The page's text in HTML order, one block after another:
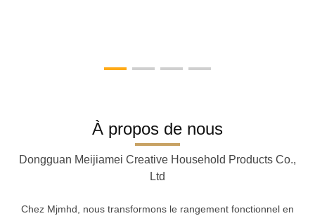
À propos de nous
Dongguan Meijiamei Creative Household Products Co.,
Ltd
Chez Mjmhd, nous transformons le rangement fonctionnel en